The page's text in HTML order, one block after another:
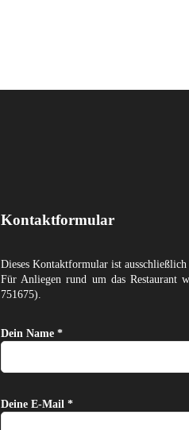
Kontaktformular
Dieses Kontaktformular ist
Für Anliegen rund um das Restaurant
751675).
Dein Name *
Deine E-Mail *